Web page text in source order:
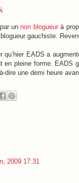
unnon blogueurà
gauchiste.
qu’hier EADS a
en pleine forme. EADS
dire une demi heure
2009 17:31